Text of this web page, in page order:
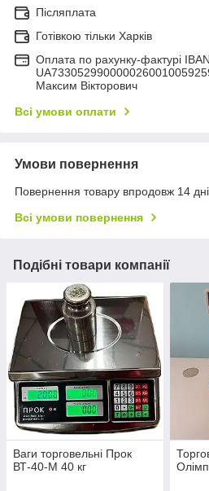
Післяплата
Готівкою тільки Харків
Оплата по рахунку-фактурі
Максим Вікторович
Всі умови оплати
Умови повернення
Повернення товару впродовж 14
Всі умови повернення
Подібні товари компанії
Ваги торговельні Прок
ВТ-40-М 40 кг